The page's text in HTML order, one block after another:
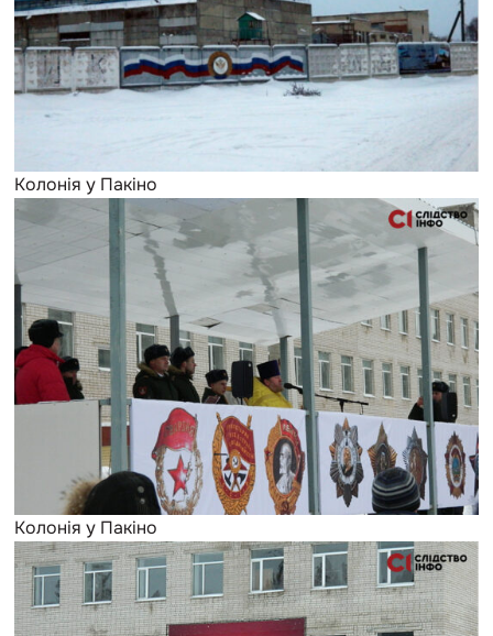
Колонія у Пакіно
Колонія у Пакіно